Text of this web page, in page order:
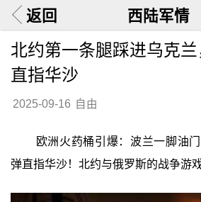
返回 西陆军情
北约第一条腿踩进乌克
直指华沙
2025-09-16 自由
欧洲火药桶引爆：波兰一脚油
弹直指华沙！北约与俄罗斯的战争游